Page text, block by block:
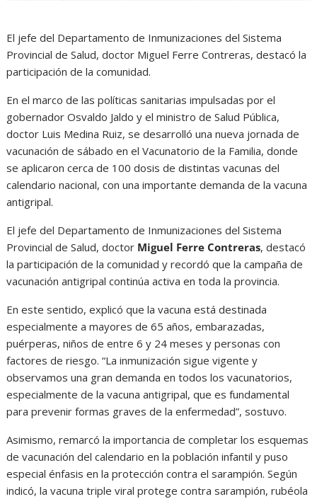
El jefe del Departamento de Inmunizaciones del Sistema
Provincial de Salud, doctor Miguel Ferre Contreras, destacó la
participación de la comunidad.
En el marco de las políticas sanitarias impulsadas por el
gobernador Osvaldo Jaldo y el ministro de Salud Pública,
doctor Luis Medina Ruiz, se desarrolló una nueva jornada de
vacunación de sábado en el Vacunatorio de la Familia, donde
se aplicaron cerca de 100 dosis de distintas vacunas del
calendario nacional, con una importante demanda de la vacuna
antigripal.
El jefe del Departamento de Inmunizaciones del Sistema
Provincial de Salud, doctor Miguel Ferre Contreras, destacó
la participación de la comunidad y recordó que la campaña de
vacunación antigripal continúa activa en toda la provincia.
En este sentido, explicó que la vacuna está destinada
especialmente a mayores de 65 años, embarazadas,
puérperas, niños de entre 6 y 24 meses y personas con
factores de riesgo. “La inmunización sigue vigente y
observamos una gran demanda en todos los vacunatorios,
especialmente de la vacuna antigripal, que es fundamental
para prevenir formas graves de la enfermedad”, sostuvo.
Asimismo, remarcó la importancia de completar los esquemas
de vacunación del calendario en la población infantil y puso
especial énfasis en la protección contra el sarampión. Según
indicó, la vacuna triple viral protege contra sarampión, rubéola